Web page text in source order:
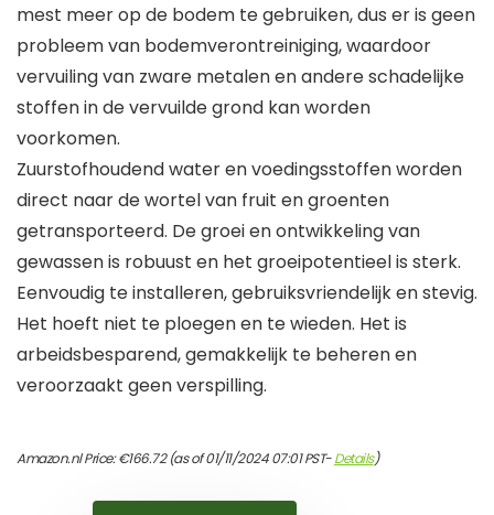
mest meer op de bodem te gebruiken, dus er is geen
probleem van bodemverontreiniging, waardoor
vervuiling van zware metalen en andere schadelijke
stoffen in de vervuilde grond kan worden
voorkomen.
Zuurstofhoudend water en voedingsstoffen worden
direct naar de wortel van fruit en groenten
getransporteerd. De groei en ontwikkeling van
gewassen is robuust en het groeipotentieel is sterk.
Eenvoudig te installeren, gebruiksvriendelijk en stevig.
Het hoeft niet te ploegen en te wieden. Het is
arbeidsbesparend, gemakkelijk te beheren en
veroorzaakt geen verspilling.
Amazon.nl Price:€166.72(as of 01/11/2024 07:01 PST-Details)